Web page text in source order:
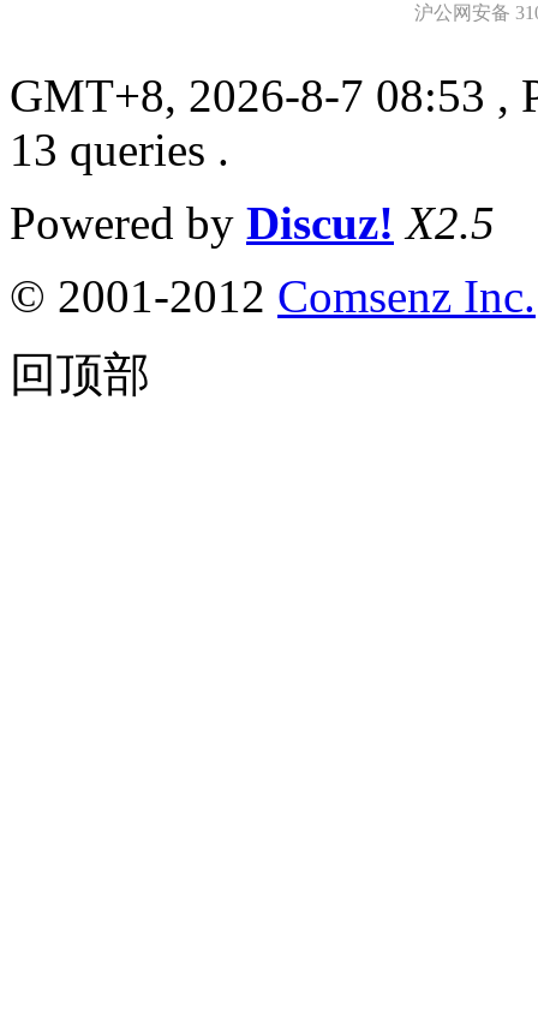
沪公网安备
GMT+8, 2026-8-7 08:53 ,
13 queries .
Powered by Discuz! X2.5
© 2001-2012 Comsenz Inc.
回顶部